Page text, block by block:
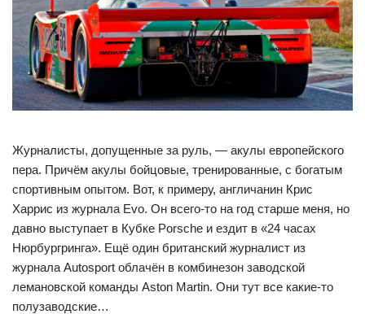
Журналисты, допущенные за руль, — акулы европейского
пера. Причём акулы бойцовые, тренированные, с богатым
спортивным опытом. Вот, к примеру, англичанин Крис
Харрис из журнала Evo. Он всего-то на год старше меня, но
давно выступает в Кубке Porsche и ездит в «24 часах
Нюрбургринга». Ещё один британский журналист из
журнала Autosport облачён в комбинезон заводской
лемановской команды Aston Martin. Они тут все какие-то
полузаводские…